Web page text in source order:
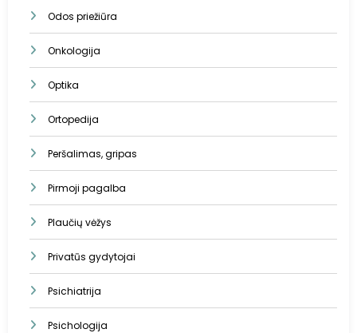
Odos priežiūra
Onkologija
Optika
Ortopedija
Peršalimas, gripas
Pirmoji pagalba
Plaučių vėžys
Privatūs gydytojai
Psichiatrija
Psichologija